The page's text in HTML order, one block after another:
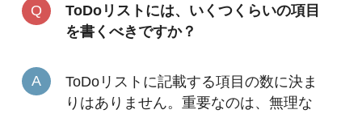
ToDoリストには、いくつくらいの項目
を書くべきですか？
ToDoリストに記載する項目の数に決ま
りはありません。重要なのは、無理な